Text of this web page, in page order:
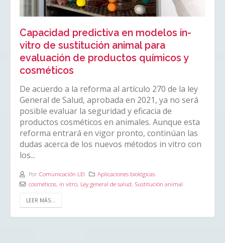
Capacidad predictiva en modelos in-
vitro de sustitución animal para
evaluación de productos químicos y
cosméticos
De acuerdo a la reforma al artículo 270 de la ley
General de Salud, aprobada en 2021, ya no será
posible evaluar la seguridad y eficacia de
productos cosméticos en animales. Aunque esta
reforma entrará en vigor pronto, continúan las
dudas acerca de los nuevos métodos in vitro con
los...
Por Comunicación LEI
Aplicaciones biológicas
cosméticos, in vitro, Ley general de salud, Sustitución animal
LEER MÁS...